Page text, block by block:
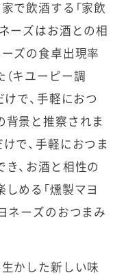
で飲酒する「家飲
ーズはお酒との相
ズの食卓出現率
キユーピー調
けで、手軽におつ
背景と推察されま
で、手軽におつま
、お酒と相性の
める「燻製マヨ
ネーズのおつまみ
かした新しい味